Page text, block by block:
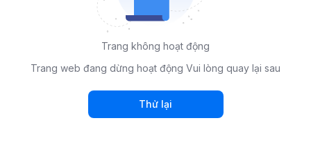
Trang không hoạt động
Trang web đang dừng hoạt động Vui lòng quay lại sau
Thử lại